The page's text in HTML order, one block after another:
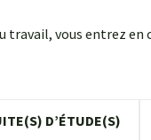
travail, vous entrez en
D’ÉTUDE(S)